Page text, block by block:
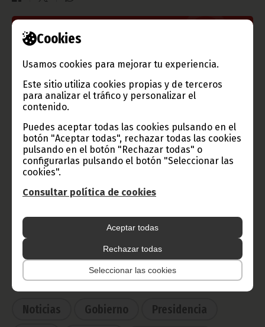
Cookies
Usamos cookies para mejorar tu experiencia.
Este sitio utiliza cookies propias y de terceros
para analizar el tráfico y personalizar el
contenido.
Puedes aceptar todas las cookies pulsando en el
botón "Aceptar todas", rechazar todas las cookies
pulsando en el botón "Rechazar todas" o
configurarlas pulsando el botón "Seleccionar las
cookies".
Consultar política de cookies
Aceptar todas
Rechazar todas
Seleccionar las cookies
Gobierno e Instituciones
Información de Guinea Ecuatorial
TVGE
Radio Nacional de Guinea
Ecuatorial
Haz click aquí para escuchar ahora
CATEGORÍAS
Noticias Gobierno
Presidencia